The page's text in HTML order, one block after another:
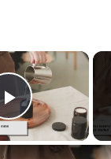
×
Play